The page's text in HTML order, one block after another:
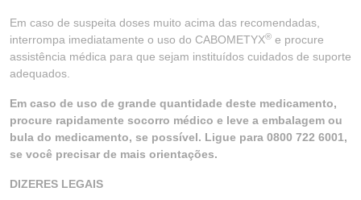
Em caso de suspeita doses muito acima das recomendadas,
interrompa imediatamente o uso do CABOMETYX® e procure
assistência médica para que sejam instituídos cuidados de suporte
adequados.
Em caso de uso de grande quantidade deste medicamento,
procure rapidamente socorro médico e leve a embalagem ou
bula do medicamento, se possível. Ligue para 0800 722 6001,
se você precisar de mais orientações.
DIZERES LEGAIS